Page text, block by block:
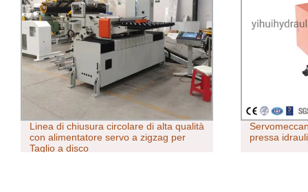
Linea di chiusura circolare di alta qualità
con alimentatore servo a zigzag per
Taglio a disco
pressa